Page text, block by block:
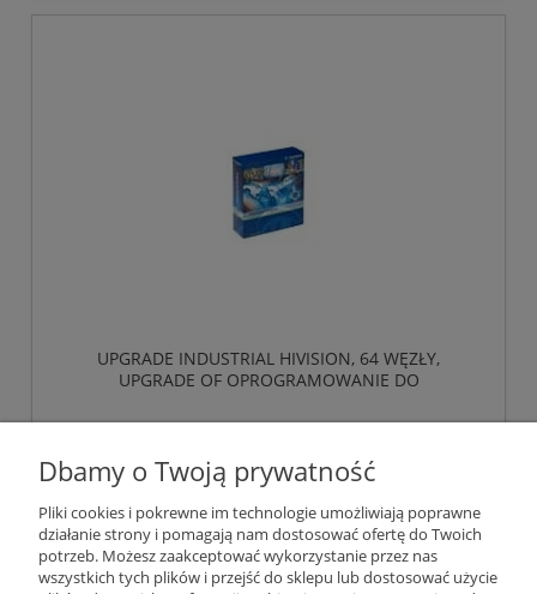
UPGRADE INDUSTRIAL HIVISION, 64 WĘZŁY,
UPGRADE OF OPROGRAMOWANIE DO
PRZEMYSŁOWYCH DO 64 WĘZŁY (ADRESY IP). VALID
,HIRSCHMANN
bez 23% VAT i kosztów dostawy
Cena (EUR):2 044,75 €
do koszyka
Dbamy o Twoją prywatność
Pliki cookies i pokrewne im technologie umożliwiają poprawne
działanie strony i pomagają nam dostosować ofertę do Twoich
potrzeb. Możesz zaakceptować wykorzystanie przez nas
wszystkich tych plików i przejść do sklepu lub dostosować użycie